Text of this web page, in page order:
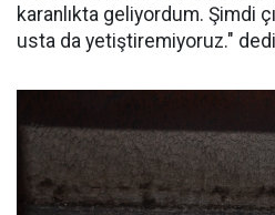
karanlıkta geliyordum. Şimdi
usta da yetiştiremiyoruz."